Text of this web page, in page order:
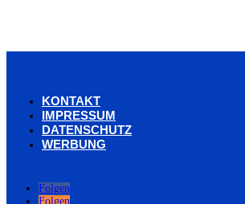
KONTAKT
IMPRESSUM
DATENSCHUTZ
WERBUNG
Folgen
Folgen